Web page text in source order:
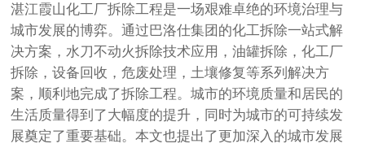
湛江霞山化工厂拆除工程是一场艰难卓绝的环境治理与
城市发展的博弈。通过巴洛仕集团的化工拆除一站式解
决方案，水刀不动火拆除技术应用，油罐拆除，化工厂
拆除，设备回收，危废处理，土壤修复等系列解决方
案，顺利地完成了拆除工程。城市的环境质量和居民的
生活质量得到了大幅度的提升，同时为城市的可持续发
展奠定了重要基础。本文也提出了更加深入的城市发展